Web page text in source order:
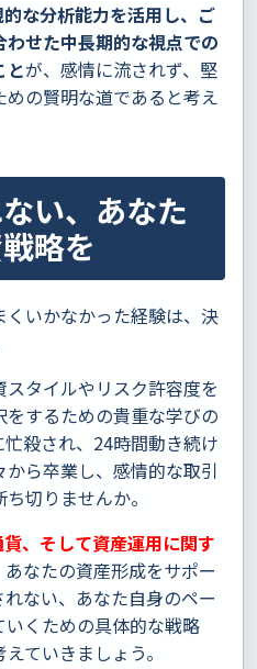
な分析能力を活用し、ご
せた中長期的な視点での
とが、感情に流されず、堅
の賢明な道であると考え
い、あなた
略を
いかなかった経験は、決
タイルやリスク許容度を
するための貴重な学びの
殺され、24時間動き続け
ら卒業し、感情的な取引
切りませんか。
、そして資産運用に関す
あなたの資産形成をサポー
ない、あなた自身のペー
くための具体的な戦略
ていきましょう。